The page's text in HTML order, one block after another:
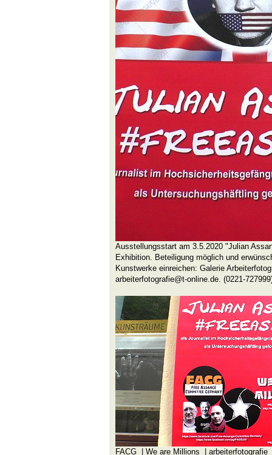
Ausstellungsstart am 3.5.2020 "Julian
Exhibition. Beteiligung möglich und
Kunstwerke einreichen: Galerie
arbeiterfotografie@t-online.de. (0221-
FACG | We are Millions |